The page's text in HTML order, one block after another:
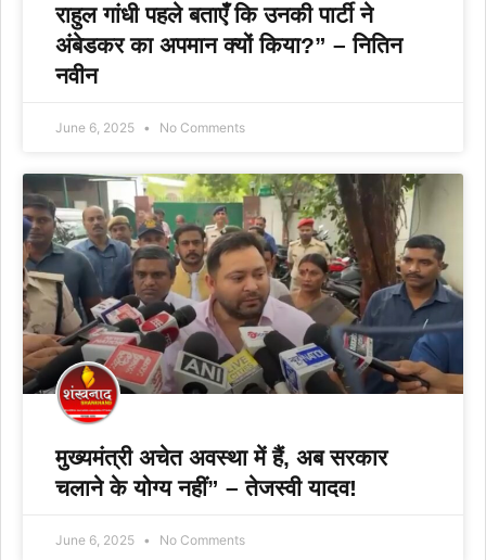
राहुल गांधी पहले बताएँ कि उनकी पार्टी ने
अंबेडकर का अपमान क्यों किया?” – नितिन
नवीन
June 6, 2025 No Comments
मुख्यमंत्री अचेत अवस्था में हैं, अब सरकार
चलाने के योग्य नहीं” – तेजस्वी यादव!
June 6, 2025 No Comments